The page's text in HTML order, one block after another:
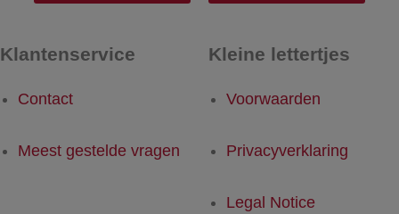
Klantenservice
Contact
Meest gestelde vragen
Kleine lettertjes
Voorwaarden
Privacyverklaring
Legal Notice